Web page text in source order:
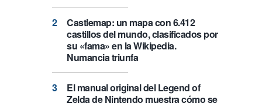
Castlemap: un mapa con 6.412
castillos del mundo, clasificados por
su «fama» en la Wikipedia.
Numancia triunfa
El manual original del Legend of
Zelda de Nintendo muestra cómo se